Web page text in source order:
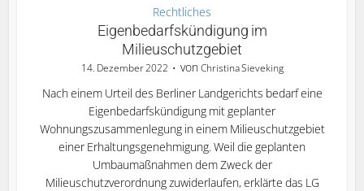
Rechtliches
Eigenbedarfskündigung im
Milieuschutzgebiet
14. Dezember 2022 vonChristina Sieveking
Nach einem Urteil des Berliner Landgerichts bedarf eine
Eigenbedarfskündigung mit geplanter
Wohnungszusammenlegung in einem Milieuschutzgebiet
einer Erhaltungsgenehmigung. Weil die geplanten
Umbaumaßnahmen dem Zweck der
Milieuschutzverordnung zuwiderlaufen, erklärte das LG